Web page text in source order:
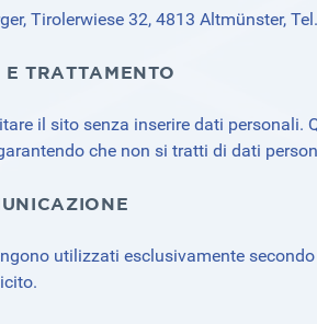
Tirolerwiese 32, 4813 Altmünster,
TRATTAMENTO
il sito senza inserire dati personali.
che non si tratti di dati
utilizzati esclusivamente